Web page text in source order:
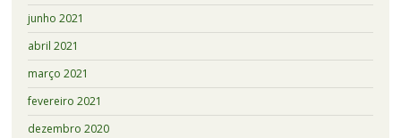
junho 2021
abril 2021
março 2021
fevereiro 2021
dezembro 2020